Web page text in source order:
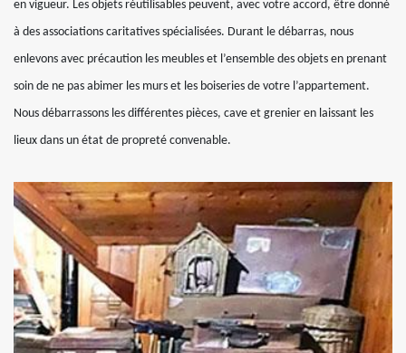
en vigueur. Les objets réutilisables peuvent, avec votre accord, être donné
à des associations caritatives spécialisées. Durant le débarras, nous
enlevons avec précaution les meubles et l’ensemble des objets en prenant
soin de ne pas abimer les murs et les boiseries de votre l’appartement.
Nous débarrassons les différentes pièces, cave et grenier en laissant les
lieux dans un état de propreté convenable.